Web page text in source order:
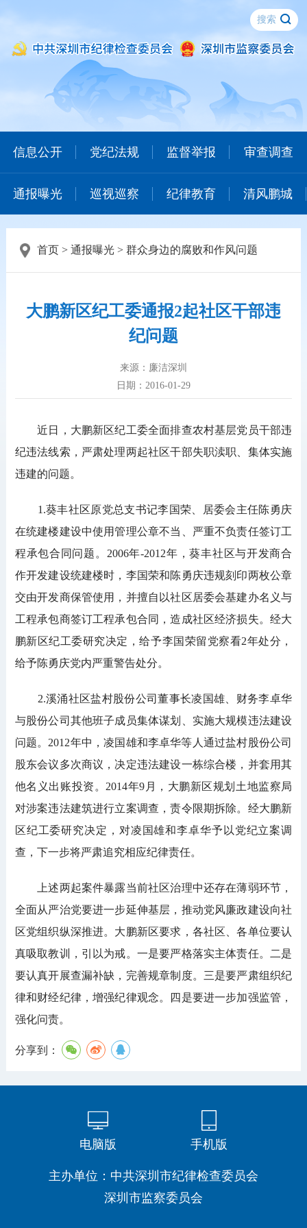
信息公开 党纪法规 监督举报 审查调查
通报曝光 巡视巡察 纪律教育 清风鹏城
首页> 通报曝光> 群众身边的腐败和作风问题
大鹏新区纪工委通报2起社区干部违
纪问题
来源：廉洁深圳
日期：2016-01-29
近日，大鹏新区纪工委全面排查农村基层党员干部违
纪违法线索，严肃处理两起社区干部失职渎职、集体实施
违建的问题。
1.葵丰社区原党总支书记李国荣、居委会主任陈勇庆
在统建楼建设中使用管理公章不当、严重不负责任签订工
程承包合同问题。2006年-2012年，葵丰社区与开发商合
作开发建设统建楼时，李国荣和陈勇庆违规刻印两枚公章
交由开发商保管使用，并擅自以社区居委会基建办名义与
工程承包商签订工程承包合同，造成社区经济损失。经大
鹏新区纪工委研究决定，给予李国荣留党察看2年处分，
给予陈勇庆党内严重警告处分。
2.溪涌社区盐村股份公司董事长凌国雄、财务李卓华
与股份公司其他班子成员集体谋划、实施大规模违法建设
问题。2012年中，凌国雄和李卓华等人通过盐村股份公司
股东会议多次商议，决定违法建设一栋综合楼，并套用其
他名义出账投资。2014年9月，大鹏新区规划土地监察局
对涉案违法建筑进行立案调查，责令限期拆除。经大鹏新
区纪工委研究决定，对凌国雄和李卓华予以党纪立案调
查，下一步将严肃追究相应纪律责任。
上述两起案件暴露当前社区治理中还存在薄弱环节，
全面从严治党要进一步延伸基层，推动党风廉政建设向社
区党组织纵深推进。大鹏新区要求，各社区、各单位要认
真吸取教训，引以为戒。一是要严格落实主体责任。二是
要认真开展查漏补缺，完善规章制度。三是要严肃组织纪
律和财经纪律，增强纪律观念。四是要进一步加强监管，
强化问责。
分享到：
电脑版 手机版
主办单位：中共深圳市纪律检查委员会
深圳市监察委员会